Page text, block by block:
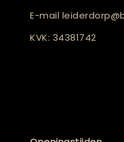
E-mail
KVK: 34381742